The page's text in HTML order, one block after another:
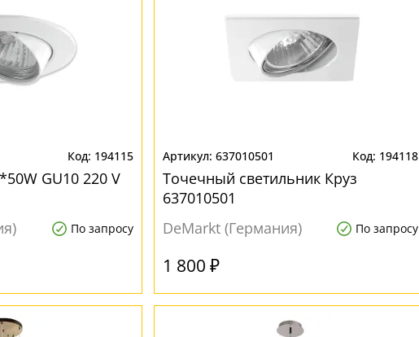
194115
GU10 220 V
По запросу
637010501 194118
Точечный светильник Круз
637010501
DeMarkt (Германия)
По запросу
1 800 ₽